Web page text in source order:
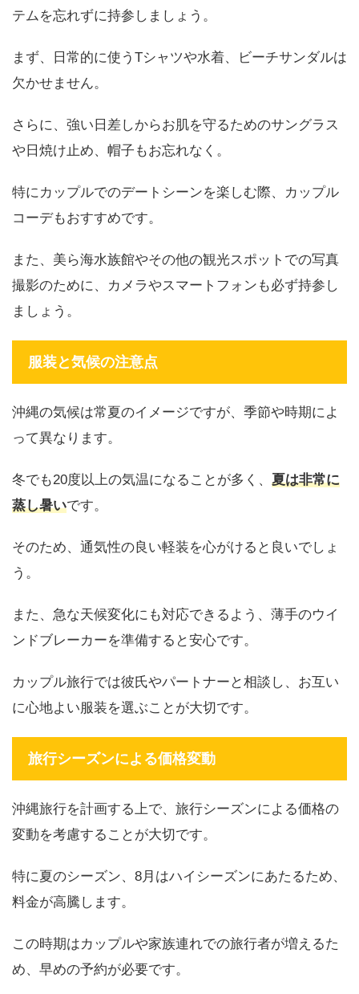
テムを忘れずに持参しましょう。
まず、日常的に使うTシャツや水着、ビーチサンダルは
欠かせません。
さらに、強い日差しからお肌を守るためのサングラス
や日焼け止め、帽子もお忘れなく。
特にカップルでのデートシーンを楽しむ際、カップル
コーデもおすすめです。
また、美ら海水族館やその他の観光スポットでの写真
撮影のために、カメラやスマートフォンも必ず持参し
ましょう。
服装と気候の注意点
沖縄の気候は常夏のイメージですが、季節や時期によ
って異なります。
冬でも20度以上の気温になることが多く、 夏は非常に
蒸し暑いです。
そのため、通気性の良い軽装を心がけると良いでしょ
う。
また、急な天候変化にも対応できるよう、薄手のウイ
ンドブレーカーを準備すると安心です。
カップル旅行では彼氏やパートナーと相談し、お互い
に心地よい服装を選ぶことが大切です。
旅行シーズンによる価格変動
沖縄旅行を計画する上で、旅行シーズンによる価格の
変動を考慮することが大切です。
特に夏のシーズン、8月はハイシーズンにあたるため、
料金が高騰します。
この時期はカップルや家族連れでの旅行者が増えるた
め、早めの予約が必要です。